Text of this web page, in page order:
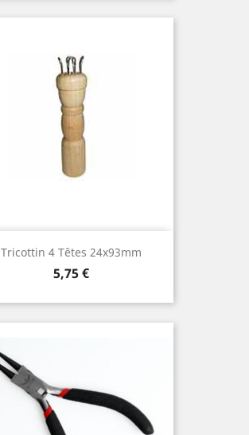
Tricottin 4 Têtes 24x93mm
Prix
5,75 €